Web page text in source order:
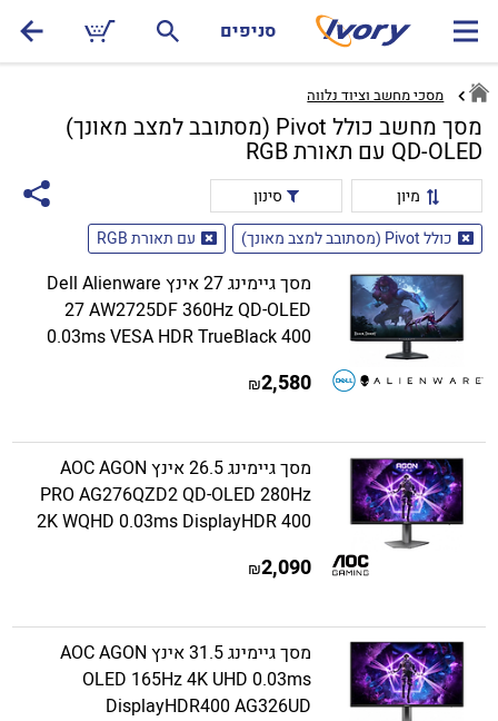
סניפים
מסכי מחשב וציוד נלווה
מסך מחשב כולל Pivot (מסתובב למצב מאונך)
QD-OLED עם תאורת RGB
מיון
סינון
כולל Pivot (מסתובב למצב מאונך)
עם תאורת RGB
מסך גיימינג 27 אינץ Dell Alienware
27 AW2725DF 360Hz QD-OLED
0.03ms VESA HDR TrueBlack 400
2,580
₪
מסך גיימינג 26.5 אינץ AOC AGON
PRO AG276QZD2 QD-OLED 280Hz
2K WQHD 0.03ms DisplayHDR 400
2,090
₪
מסך גיימינג 31.5 אינץ AOC AGON
OLED 165Hz 4K UHD 0.03ms
DisplayHDR400 AG326UD